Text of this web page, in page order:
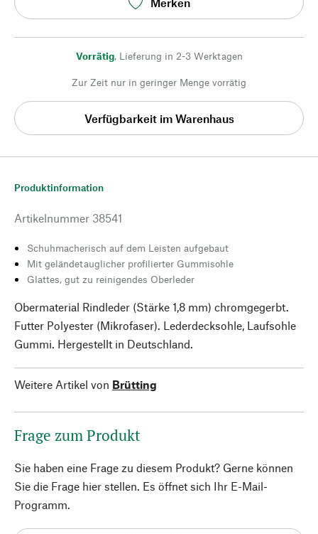
Vorrätig, Lieferung in 2-3 Werktagen
Zur Zeit nur in geringer Menge vorrätig
Verfügbarkeit im Warenhaus
Produktinformation
Artikelnummer 38541
Schuhmacherisch auf dem Leisten aufgebaut
Mit geländetauglicher profilierter Gummisohle
Glattes, gut zu reinigendes Oberleder
Obermaterial Rindleder (Stärke 1,8 mm) chromgegerbt.
Futter Polyester (Mikrofaser). Lederdecksohle, Laufsohle
Gummi. Hergestellt in Deutschland.
Weitere Artikel von Brütting
Frage zum Produkt
Sie haben eine Frage zu diesem Produkt? Gerne können
Sie die Frage hier stellen. Es öffnet sich Ihr E-Mail-
Programm.